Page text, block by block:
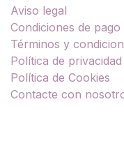
Aviso legal
Condiciones de
Términos y
Política de privacidad
Política de Cookies
Contacte con